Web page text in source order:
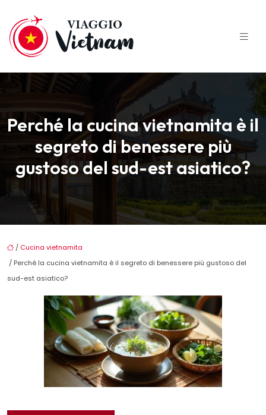
Perché la cucina vietnamita è il
segreto di benessere più
gustoso del sud-est asiatico?
/ Cucina vietnamita
/ Perché la cucina vietnamita è il segreto di benessere più gustoso del
sud-est asiatico?